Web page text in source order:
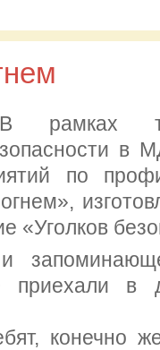
В рамках
по
«Уголков
приехали в
конечно